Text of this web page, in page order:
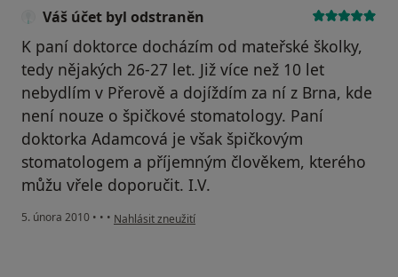
Váš účet byl odstraněn
K paní doktorce docházím od mateřské školky,
tedy nějakých 26-27 let. Již více než 10 let
nebydlím v Přerově a dojíždím za ní z Brna, kde
není nouze o špičkové stomatology. Paní
doktorka Adamcová je však špičkovým
stomatologem a příjemným člověkem, kterého
můžu vřele doporučit. I.V.
5. února 2010 • • • podle názoru uživatele Váš účet byl odstraněn
Nahlásit zneužití